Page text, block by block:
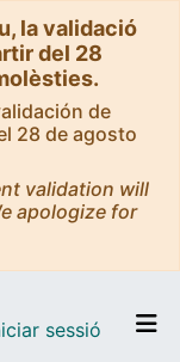
la validació
del 28
de
28 de agosto
validation will
apologize for
sessió (current)